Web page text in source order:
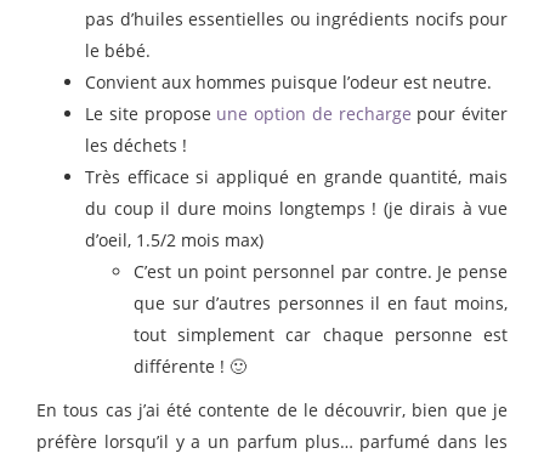
pas d’huiles essentielles ou ingrédients nocifs pour
le bébé.
Convient aux hommes puisque l’odeur est neutre.
Le site propose une option de recharge pour éviter
les déchets !
Très efficace si appliqué en grande quantité, mais
du coup il dure moins longtemps ! (je dirais à vue
d’oeil, 1.5/2 mois max)
C’est un point personnel par contre. Je pense
que sur d’autres personnes il en faut moins,
tout simplement car chaque personne est
différente ! 🙂
En tous cas j’ai été contente de le découvrir, bien que je
préfère lorsqu’il y a un parfum plus… parfumé dans les